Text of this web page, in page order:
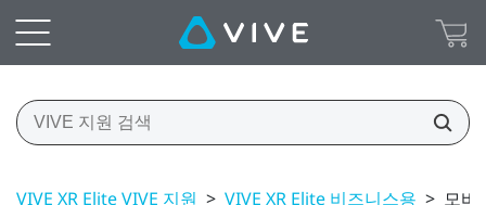
VIVE XR Elite VIVE 지원 > VIVE XR Elite 비즈니스용 > 모바